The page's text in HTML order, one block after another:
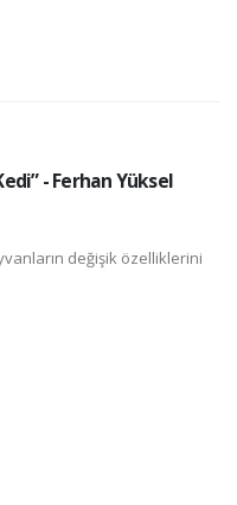
- Ferhan Yüksel
değişik özelliklerini